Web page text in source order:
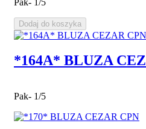
Dodaj do koszyka
*164A* BLUZA
Pak- 1/5